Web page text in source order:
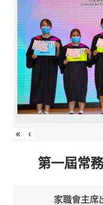
« ‹
第一屆常
家職會主席